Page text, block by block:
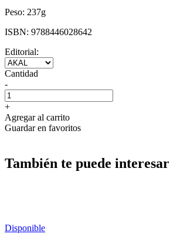
Peso: 237g
ISBN: 9788446028642
Editorial:
Cantidad
-
+
Agregar al carrito
Guardar en favoritos
También te puede interesar
Disponible